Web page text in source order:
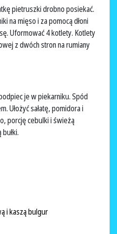
pietruszki drobno posiekać.
na mięso i za pomocą dłoni
Uformować 4 kotlety. Kotlety
z dwóch stron na rumiany
je w piekarniku. Spód
Ułożyć sałatę, pomidora i
porcję cebulki i świeżą
i kaszą bulgur